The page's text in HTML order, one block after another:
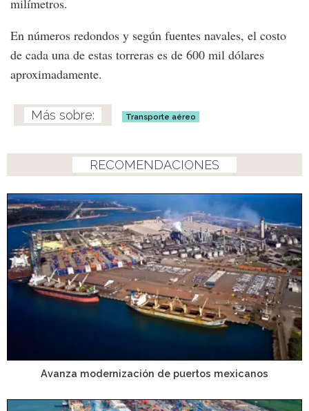
milímetros.
En números redondos y según fuentes navales, el costo
de cada una de estas torreras es de 600 mil dólares
aproximadamente.
Transporte aéreo
RECOMENDACIONES
Avanza modernización de puertos mexicanos